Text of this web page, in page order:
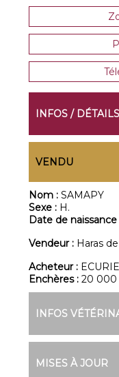
INFOS / DÉTAILS
VENDU
Nom :SAMAPY
Sexe : H.
Date de
Vendeur : Haras
Acheteur :
Enchères :20
INFOS
MISES À JOUR